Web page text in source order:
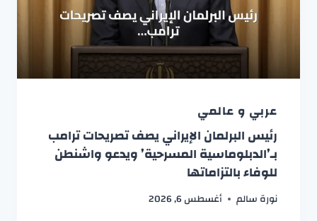
عربي و عالمي
رئيس البرلمان الإيراني يصف تصريحات ترامب
بـ’الدبلوماسية المسرحية’ ويدعو واشنطن
للوفاء بالتزاماتها
نورة سالم أغسطس 6, 2026